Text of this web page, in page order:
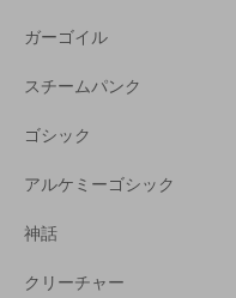
ガーゴイル
スチームパンク
ゴシック
アルケミーゴシック
神話
クリーチャー